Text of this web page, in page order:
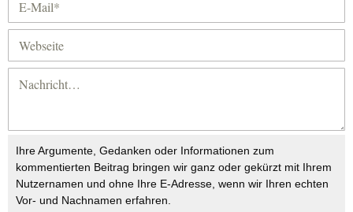
Ihre Argumente, Gedanken oder Informationen zum
kommentierten Beitrag bringen wir ganz oder gekürzt mit Ihrem
Nutzernamen und ohne Ihre E-Adresse, wenn wir Ihren echten
Vor- und Nachnamen erfahren.